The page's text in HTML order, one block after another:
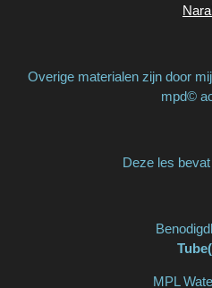
Overige materialen zijn door
mpd©
Deze les bevat
MPL